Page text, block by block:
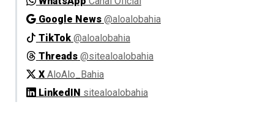
Google News @aloalobahia
TikTok @aloalobahia
Threads @sitealoalobahia
X AloAlo_Bahia
LinkedIN sitealoalobahia